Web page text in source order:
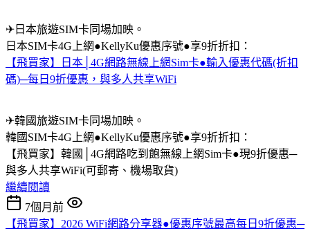
✈日本旅遊SIM卡同場加映。
日本SIM卡4G上網●KellyKu優惠序號●享9折折扣：
【飛買家】日本│4G網路無線上網Sim卡●輸入優惠代碼(折扣
碼)─每日9折優惠，與多人共享WiFi
✈韓國旅遊SIM卡同場加映。
韓國SIM卡4G上網●KellyKu優惠序號●享9折折扣：
【飛買家】韓國│4G網路吃到飽無線上網Sim卡●現9折優惠─
與多人共享WiFi(可郵寄、機場取貨)
繼續閱讀
7個月前
【飛買家】2026 WiFi網路分享器●優惠序號最高每日9折優惠─